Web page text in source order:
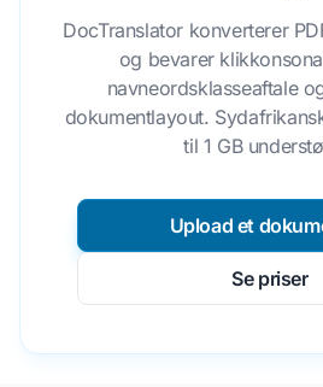
DocTranslator konverterer
og bevarer
navneordsklasseaftale
dokumentlayout.
til 1 GB
Upload et
Se priser